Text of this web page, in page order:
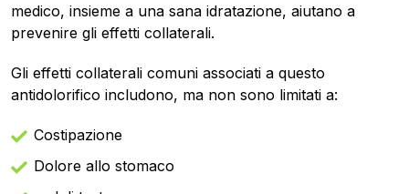
medico, insieme a una sana idratazione, aiutano a
prevenire gli effetti collaterali.
Gli effetti collaterali comuni associati a questo
antidolorifico includono, ma non sono limitati a:
Costipazione
Dolore allo stomaco